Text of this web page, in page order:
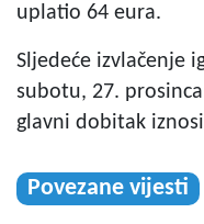
uplatio 64 eura.
Sljedeće izvlačenje
subotu, 27.
glavni dobitak
Povezane vijesti